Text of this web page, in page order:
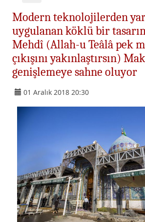
Modern teknolojilerden
uygulanan köklü bir
Mehdî (Allah-u Teâlâ pek
çıkışını yakınlaştırsın)
genişlemeye sahne oluyor
01 Aralık 2018 20:30